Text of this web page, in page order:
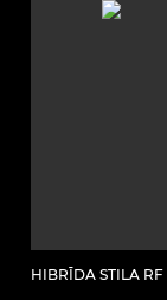
HIBRĪDA STILA RF